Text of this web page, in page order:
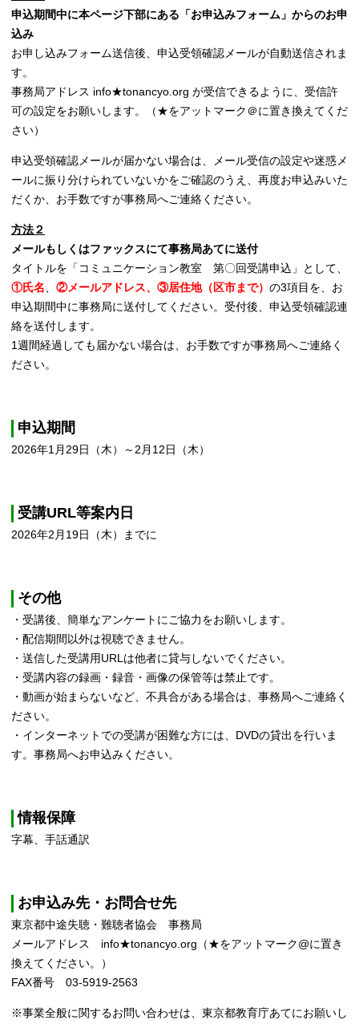
申込期間中に本ページ下部にある「お申込みフォーム」からのお申
込み
お申し込みフォーム送信後、申込受領確認メールが自動送信されま
す。
事務局アドレス info★tonancyo.org が受信できるように、受信許
可の設定をお願いします。（★をアットマーク＠に置き換えてくだ
さい）
申込受領確認メールが届かない場合は、メール受信の設定や迷惑メ
ールに振り分けられていないかをご確認のうえ、再度お申込みいた
だくか、お手数ですが事務局へご連絡ください。
方法２
メールもしくはファックスにて事務局あてに送付
タイトルを「コミュニケーション教室 第〇回受講申込」として、
①氏名
②メールアドレス、③居住地（区市まで） の3項目を、お
申込期間中に事務局に送付してください。 受付後、申込受領確認連
絡を送付します。
1週間経過しても届かない場合は、お手数ですが事務局へご連絡く
ださい。
申込期間
2026年1月29日（木）～2月12日（木）
受講URL等案内日
2026年2月19日（木）までに
その他
・受講後、簡単なアンケートにご協力をお願いします。
・配信期間以外は視聴できません。
・送信した受講用URLは他者に貸与しないでください。
・受講内容の録画・録音・画像の保管等は禁止です。
・動画が始まらないなど、不具合がある場合は、事務局へご連絡く
ださい。
・インターネットでの受講が困難な方には、DVDの貸出を行いま
す。事務局へお申込みください。
情報保障
字幕、手話通訳
お申込み先・お問合せ先
東京都中途失聴・難聴者協会 事務局
メールアドレス info★tonancyo.org（★をアットマーク@に置き
換えてください。）
FAX番号 03-5919-2563
※事業全般に関するお問い合わせは、東京都教育庁あてにお願いし